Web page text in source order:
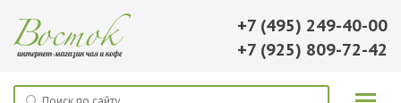
+7 (495) 249-40-00
+7 (925) 809-72-42